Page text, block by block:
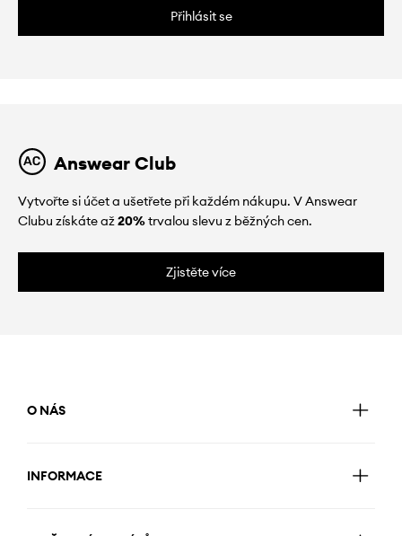
Přihlásit se
Answear Club
Vytvořte si účet a ušetřete při každém nákupu. V Answear
Clubu získáte až20%trvalou slevu z běžných cen.
Zjistěte více
O NÁS
INFORMACE